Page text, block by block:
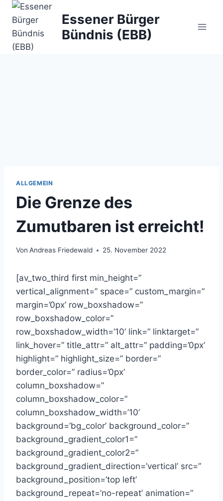
Zum
Inhalt
springen
Essener Bürger
Bündnis (EBB)
ALLGEMEIN
Die Grenze des
Zumutbaren ist erreicht!
Von Andreas Friedewald 25. November 2022
[av_two_third first min_height=”
vertical_alignment=” space=” custom_margin=”
margin=’0px’ row_boxshadow=”
row_boxshadow_color=”
row_boxshadow_width=’10’ link=” linktarget=”
link_hover=” title_attr=” alt_attr=” padding=’0px’
highlight=” highlight_size=” border=”
border_color=” radius=’0px’
column_boxshadow=”
column_boxshadow_color=”
column_boxshadow_width=’10’
background=’bg_color’ background_color=”
background_gradient_color1=”
background_gradient_color2=”
background_gradient_direction=’vertical’ src=”
background_position=’top left’
background_repeat=’no-repeat’ animation=”